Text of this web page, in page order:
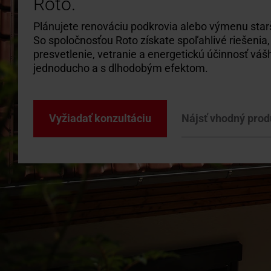
Použite
Na
brožúry
Plánujete renováciu podkrovia alebo výmenu
So spoločnosťou Roto získate spoľahlivé
presvetlenie, vetranie a energetickú účinnosť
jednoducho a s dlhodobým efektom.
Vyžiadať konzultáciu Nájsť vhodný